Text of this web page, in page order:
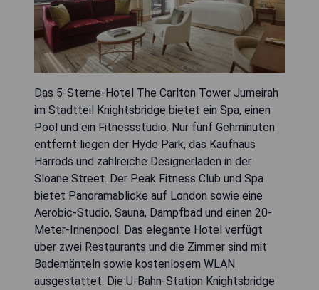
Das 5-Sterne-Hotel The Carlton Tower Jumeirah
im Stadtteil Knightsbridge bietet ein Spa, einen
Pool und ein Fitnessstudio. Nur fünf Gehminuten
entfernt liegen der Hyde Park, das Kaufhaus
Harrods und zahlreiche Designerläden in der
Sloane Street. Der Peak Fitness Club und Spa
bietet Panoramablicke auf London sowie eine
Aerobic-Studio, Sauna, Dampfbad und einen 20-
Meter-Innenpool. Das elegante Hotel verfügt
über zwei Restaurants und die Zimmer sind mit
Bademänteln sowie kostenlosem WLAN
ausgestattet. Die U-Bahn-Station Knightsbridge